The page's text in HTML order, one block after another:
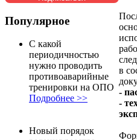
Популярное
С какой
периодичностью
нужно проводить
противоаварийные
тренировки на ОПО
Подробнее >>
Новый порядок
в
-
-